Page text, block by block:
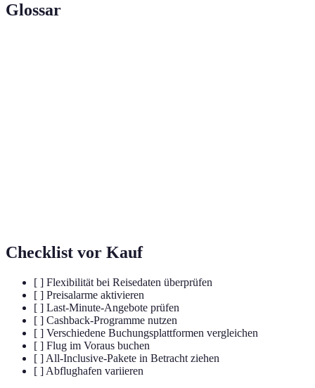
Glossar
Checklist vor Kauf
[ ] Flexibilität bei Reisedaten überprüfen
[ ] Preisalarme aktivieren
[ ] Last-Minute-Angebote prüfen
[ ] Cashback-Programme nutzen
[ ] Verschiedene Buchungsplattformen vergleichen
[ ] Flug im Voraus buchen
[ ] All-Inclusive-Pakete in Betracht ziehen
[ ] Abflughafen variieren